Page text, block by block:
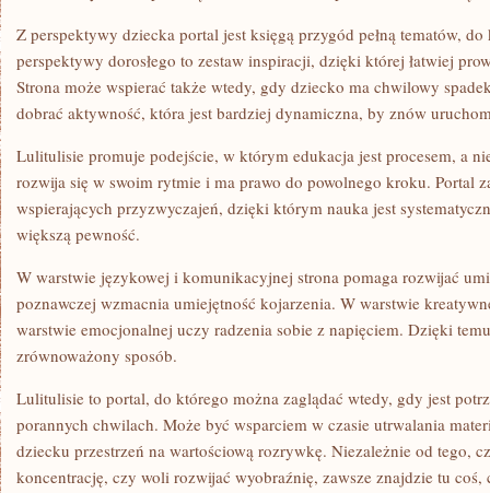
Z perspektywy dziecka portal jest księgą przygód pełną tematów,
perspektywy dorosłego to zestaw inspiracji, dzięki której łatwiej
Strona może wspierać także wtedy, gdy dziecko ma chwilowy
dobrać aktywność, która jest bardziej dynamiczna, by znów
Lulitulisie promuje podejście, w którym edukacja jest procesem, a
rozwija się w swoim rytmie i ma prawo do powolnego kroku. Portal
wspierających przyzwyczajeń, dzięki którym nauka jest
większą pewność.
W warstwie językowej i komunikacyjnej strona pomaga rozwijać
poznawczej wzmacnia umiejętność kojarzenia. W warstwie
warstwie emocjonalnej uczy radzenia sobie z napięciem. Dzięki
zrównoważony sposób.
Lulitulisie to portal, do którego można zaglądać wtedy, gdy jest
porannych chwilach. Może być wsparciem w czasie utrwalania
dziecku przestrzeń na wartościową rozrywkę. Niezależnie od tego,
koncentrację, czy woli rozwijać wyobraźnię, zawsze znajdzie tu